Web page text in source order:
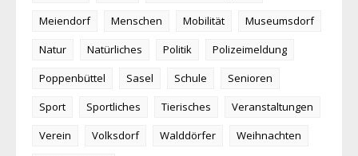
Meiendorf
Menschen Mobilität
Museumsdorf
Natur
Natürliches Politik
Polizeimeldung
Poppenbüttel
Sasel Schule
Senioren
Sport
Sportliches Tierisches
Veranstaltungen
Verein
Volksdorf Walddörfer
Weihnachten